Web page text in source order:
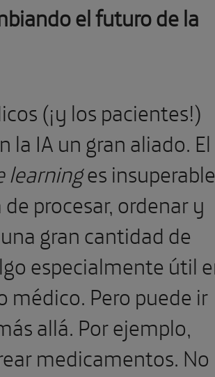
el futuro de la
(¡y los pacientes!)
la IA un gran aliado. El
learninges insuperable
procesar, ordenar y
gran cantidad de
especialmente útil
médico. Pero puede ir
allá. Por ejemplo,
medicamentos. No